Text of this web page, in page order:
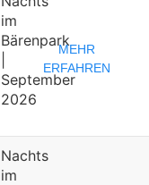
im
Bärenpark
September
2026
MEHR
ERFAHREN
Nachts
im